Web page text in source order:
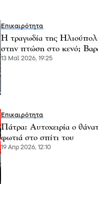
Επικαιρότητα
Η τραγωδία της
στην πτώση στο κενό;
13 Μαΐ 2026, 19:25
Επικαιρότητα
Πάτρα: Αυτοχειρία ο
φωτιά στο σπίτι του
19 Απρ 2026, 12:10